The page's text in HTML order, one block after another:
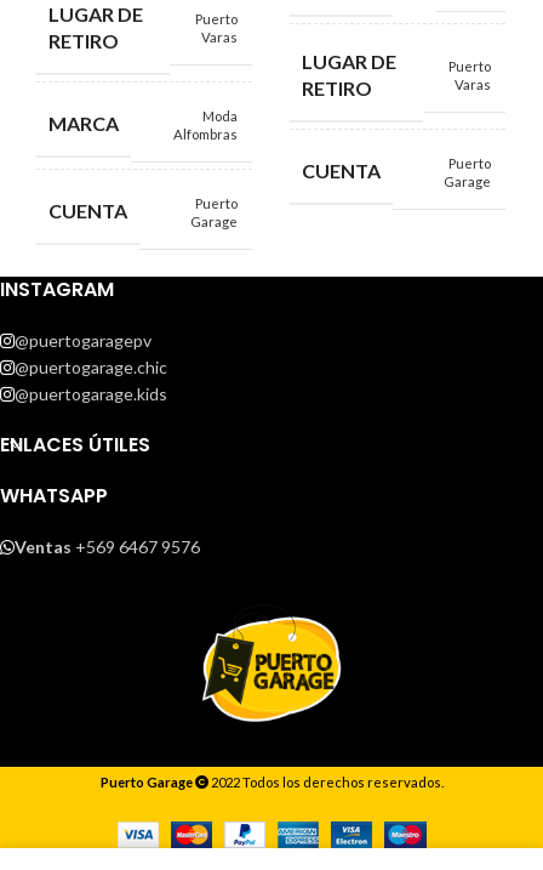
LUGAR DE
RETIRO
Puerto
Varas
MARCA
Moda
Alfombras
CUENTA
Puerto
Garage
LUGAR DE
RETIRO
Puerto
Varas
CUENTA
Puerto
Garage
INSTAGRAM
@puertogaragepv
@puertogarage.chic
@puertogarage.kids
ENLACES ÚTILES
WHATSAPP
Ventas +569 6467 9576
Puerto Garage 2022 Todos los derechos reservados.